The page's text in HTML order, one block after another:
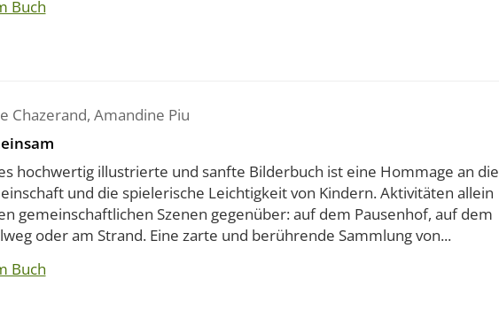
Buch
Chazerand, Amandine Piu
hochwertig illustrierte und sanfte Bilderbuch ist eine Hommage an die
und die spielerische Leichtigkeit von Kindern. Aktivitäten allein
gemeinschaftlichen Szenen gegenüber: auf dem Pausenhof, auf dem
oder am Strand. Eine zarte und berührende Sammlung von...
Buch